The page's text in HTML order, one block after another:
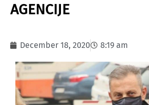
AGENCIJE
December 18, 2020 8:19 am